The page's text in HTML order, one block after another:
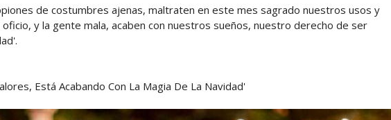
de costumbres ajenas, maltraten en este mes sagrado nuestros usos y
y la gente mala, acaben con nuestros sueños, nuestro derecho de ser
Está Acabando Con La Magia De La Navidad'